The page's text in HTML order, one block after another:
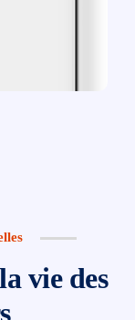
vie des